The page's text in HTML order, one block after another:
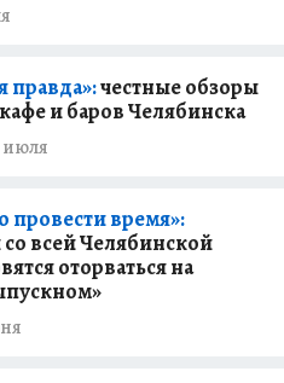
правда»:честные обзоры
и баров Челябинска
июля
провести время»:
всей Челябинской
оторваться на